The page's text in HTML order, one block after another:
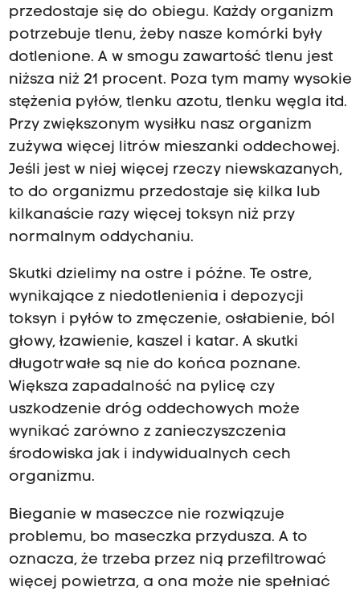
przedostaje się do obiegu. Każdy organizm
potrzebuje tlenu, żeby nasze komórki były
dotlenione. A w smogu zawartość tlenu jest
niższa niż 21 procent. Poza tym mamy wysokie
stężenia pyłów, tlenku azotu, tlenku węgla itd.
Przy zwiększonym wysiłku nasz organizm
zużywa więcej litrów mieszanki oddechowej.
Jeśli jest w niej więcej rzeczy niewskazanych,
to do organizmu przedostaje się kilka lub
kilkanaście razy więcej toksyn niż przy
normalnym oddychaniu.
Skutki dzielimy na ostre i późne. Te ostre,
wynikające z niedotlenienia i depozycji
toksyn i pyłów to zmęczenie, osłabienie, ból
głowy, łzawienie, kaszel i katar. A skutki
długotrwałe są nie do końca poznane.
Większa zapadalność na pylicę czy
uszkodzenie dróg oddechowych może
wynikać zarówno z zanieczyszczenia
środowiska jak i indywidualnych cech
organizmu.
Bieganie w maseczce nie rozwiązuje
problemu, bo maseczka przydusza. A to
oznacza, że trzeba przez nią przefiltrować
więcej powietrza, a ona może nie spełniać